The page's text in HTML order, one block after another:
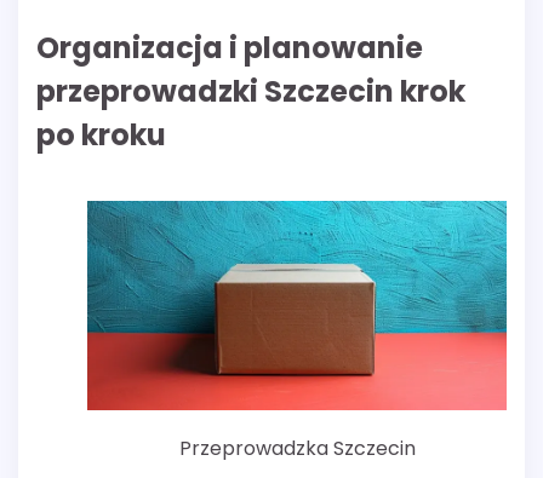
Organizacja i planowanie
przeprowadzki Szczecin krok
po kroku
Przeprowadzka Szczecin